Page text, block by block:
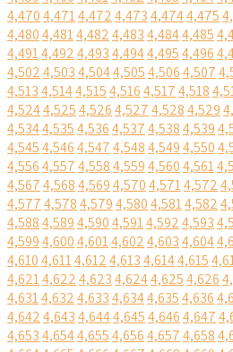
4,4704,4714,4724,4734,4744,475
4,4804,4814,4824,4834,4844,485
4,4914,4924,4934,4944,4954,496
4,5024,5034,5044,5054,5064,507
4,5134,5144,5154,5164,5174,518
4,5244,5254,5264,5274,5284,529
4,5344,5354,5364,5374,5384,539
4,5454,5464,5474,5484,5494,550
4,5564,5574,5584,5594,5604,561
4,5674,5684,5694,5704,5714,572
4,5774,5784,5794,5804,5814,582
4,5884,5894,5904,5914,5924,593
4,5994,6004,6014,6024,6034,604
4,6104,6114,6124,6134,6144,615
4,6214,6224,6234,6244,6254,626
4,6314,6324,6334,6344,6354,636
4,6424,6434,6444,6454,6464,647
4,6534,6544,6554,6564,6574,658